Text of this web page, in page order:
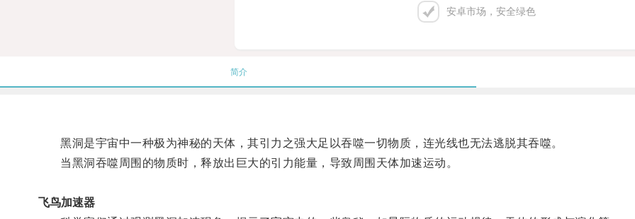
安卓市场，安全绿色
简介
黑洞是宇宙中一种极为神秘的天体，其引力之强大足以吞噬一切物质，连光线也无法逃脱其吞噬。
当黑洞吞噬周围的物质时，释放出巨大的引力能量，导致周围天体加速运动。
飞鸟加速器